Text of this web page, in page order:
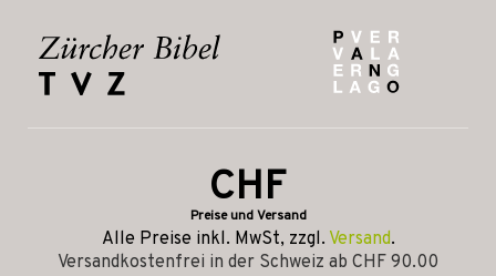
CHF
Preise und Versand
Alle Preise inkl. MwSt, zzgl. Versand.
Versandkostenfrei in der Schweiz ab CHF 90.00